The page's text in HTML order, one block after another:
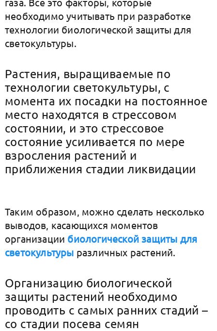
необходимо учитывать при разработке
технологии биологической защиты для
cветокультуры.
Растения, выращиваемые по
технологии cветокультуры, с
момента их посадки на постоянное
место находятся в стрессовом
состоянии, и это стрессовое
состояние усиливается по мере
взросления растений и
приближения стадии ликвидации
Таким образом, можно сделать несколько
выводов, касающихся моментов
организации биологической защиты для
cветокультуры различных растений.
Организацию биологической
защиты растений необходимо
проводить с самых ранних стадий –
со стадии посева семян